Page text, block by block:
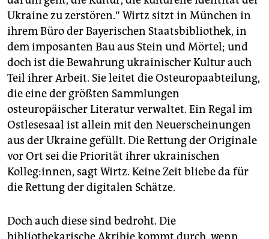
Ukraine zu zerstören.“ Wirtz sitzt in München in
ihrem Büro der Bayerischen Staatsbibliothek, in
dem imposanten Bau aus Stein und Mörtel; und
doch ist die Bewahrung ukrainischer Kultur auch
Teil ihrer Arbeit. Sie leitet die Osteuropaabteilung,
die eine der größten Sammlungen
osteuropäischer Literatur verwaltet. Ein Regal im
Ostlesesaal ist allein mit den Neuerscheinungen
aus der Ukraine gefüllt. Die Rettung der Originale
vor Ort sei die Priorität ihrer ukrainischen
Kolleg:innen, sagt Wirtz. Keine Zeit bliebe da für
die Rettung der digitalen Schätze.
Doch auch diese sind bedroht. Die